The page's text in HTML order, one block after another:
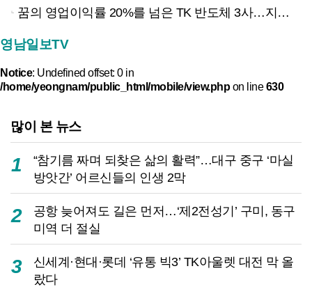
꿈의 영업이익률 20%를 넘은 TK 반도체 3사…지역 경제 생태계 바꾸나
영남일보TV
Notice: Undefined offset: 0 in
/home/yeongnam/public_html/mobile/view.phpon line630
많이 본 뉴스
1
“참기름 짜며 되찾은 삶의 활력”…대구 중구 ‘마실
방앗간’ 어르신들의 인생 2막
2
공항 늦어져도 길은 먼저…‘제2전성기’ 구미, 동구
미역 더 절실
3
신세계·현대·롯데 ‘유통 빅3’ TK아울렛 대전 막 올
랐다